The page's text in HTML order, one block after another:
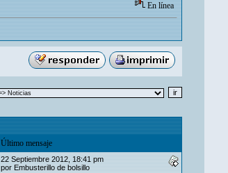
En línea
Último mensaje
22 Septiembre 2012, 18:41 pm
por Embusterillo de bolsillo